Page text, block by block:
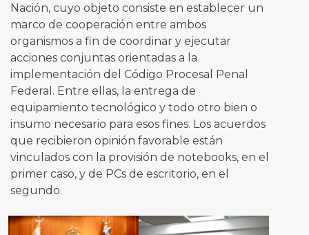
Nación, cuyo objeto consiste en establecer un
marco de cooperación entre ambos
organismos a fin de coordinar y ejecutar
acciones conjuntas orientadas a la
implementación del Código Procesal Penal
Federal. Entre ellas, la entrega de
equipamiento tecnológico y todo otro bien o
insumo necesario para esos fines. Los acuerdos
que recibieron opinión favorable están
vinculados con la provisión de notebooks, en el
primer caso, y de PCs de escritorio, en el
segundo.